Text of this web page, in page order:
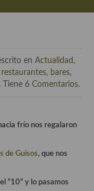
en Actualidad,
bares,
. Tiene 6 Comentarios.
frío nos regalaron
de Guisos, que nos
“10” y lo pasamos